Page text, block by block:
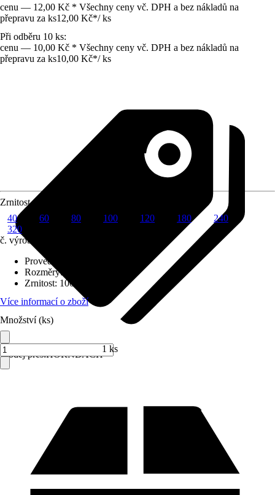
cenu — 12,00 Kč * Všechny ceny vč. DPH a bez nákladů na
přepravu za ks12,00 Kč*/ ks
Při odběru 10 ks:
cenu — 10,00 Kč * Všechny ceny vč. DPH a bez nákladů na
přepravu za ks10,00 Kč*/ ks
Prodej přes:HORNBACH
Zrnitost
40
60 80 100 120 180
240
320
č. výrobku
Provedení
Rozměry:
Zrnitost: 100
Více informací o zboží
Množství (ks)
1 ks